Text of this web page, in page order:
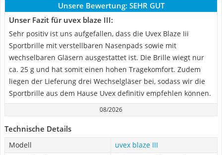
Unsere Bewertung: SEHR GUT
Unser Fazit für uvex blaze III:
Sehr positiv ist uns aufgefallen, dass die Uvex Blaze Iii
Sportbrille mit verstellbaren Nasenpads sowie mit
wechselbaren Gläsern ausgestattet ist. Die Brille wiegt nur
ca. 25 g und hat somit einen hohen Tragekomfort. Zudem
liegen der Lieferung drei Wechselgläser bei, sodass wir die
Sportbrille aus dem Hause Uvex definitiv empfehlen können.
08/2026
Technische Details
Modell
uvex blaze III